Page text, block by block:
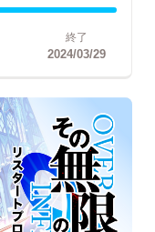
終了
2024/03/29